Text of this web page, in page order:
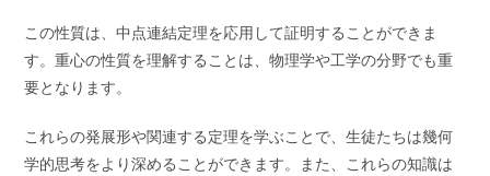
この性質は、中点連結定理を応用して証明することができま
す。重心の性質を理解することは、物理学や工学の分野でも重
要となります。
これらの発展形や関連する定理を学ぶことで、生徒たちは幾何
学的思考をより深めることができます。また、これらの知識は